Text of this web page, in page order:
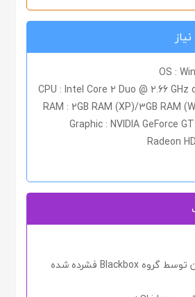
OS :
CPU : Intel Core 2 Duo @ 2.66
RAM : 2GB RAM (XP)/3GB RAM
Graphic : NVIDIA GeForce
Radeon
این بازی تا حد امکان توسط گروه Blackbox فشرده شده